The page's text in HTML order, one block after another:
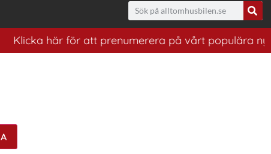
Klicka här för att prenumerera på vårt populära